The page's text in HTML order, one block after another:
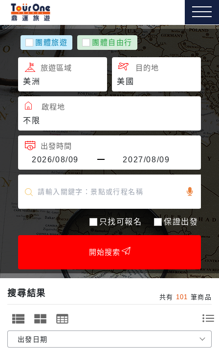
團體旅遊 團體自由行
旅遊區域 目的地
啟程地
出發時間
只找可報名 保證出發
開始搜索
搜尋結果 共有 101 筆商品